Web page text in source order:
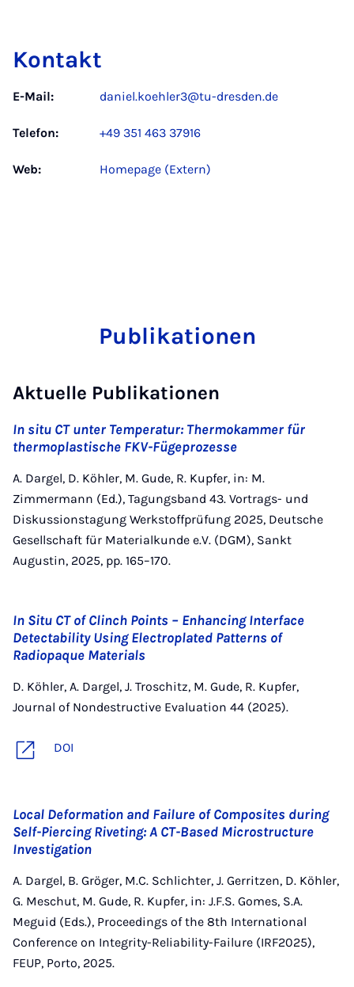
Kontakt
E-Mail: daniel.koehler3@tu-dresden.de
Telefon: +49 351 463 37916
Web: Homepage (Extern)
Publikationen
Aktuelle Publikationen
In situ CT unter Temperatur: Thermokammer für
thermoplastische FKV-Fügeprozesse
A. Dargel, D. Köhler, M. Gude, R. Kupfer, in: M.
Zimmermann (Ed.), Tagungsband 43. Vortrags- und
Diskussionstagung Werkstoffprüfung 2025, Deutsche
Gesellschaft für Materialkunde e.V. (DGM), Sankt
Augustin, 2025, pp. 165–170.
In Situ CT of Clinch Points – Enhancing Interface
Detectability Using Electroplated Patterns of
Radiopaque Materials
D. Köhler, A. Dargel, J. Troschitz, M. Gude, R. Kupfer,
Journal of Nondestructive Evaluation 44 (2025).
DOI
Local Deformation and Failure of Composites during
Self-Piercing Riveting: A CT-Based Microstructure
Investigation
A. Dargel, B. Gröger, M.C. Schlichter, J. Gerritzen, D. Köhler,
G. Meschut, M. Gude, R. Kupfer, in: J.F.S. Gomes, S.A.
Meguid (Eds.), Proceedings of the 8th International
Conference on Integrity-Reliability-Failure (IRF2025),
FEUP, Porto, 2025.